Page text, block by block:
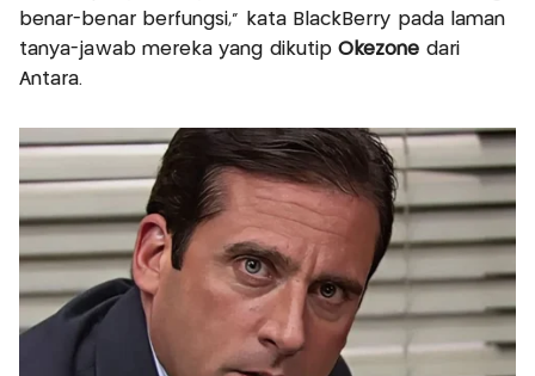
benar-benar berfungsi," kata BlackBerry pada laman
tanya-jawab mereka yang dikutipOkezone dari
Antara.